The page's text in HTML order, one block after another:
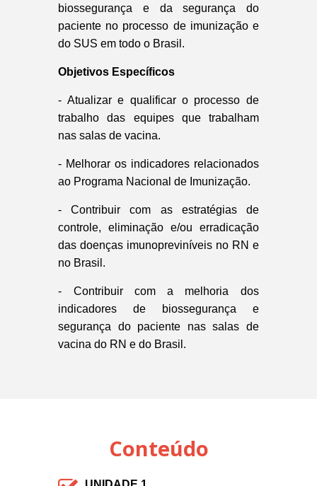
biossegurança e da segurança do
paciente no processo de imunização e
do SUS em todo o Brasil.
Objetivos Específicos
- Atualizar e qualificar o processo de
trabalho das equipes que trabalham
nas salas de vacina.
- Melhorar os indicadores relacionados
ao Programa Nacional de Imunização.
- Contribuir com as estratégias de
controle, eliminação e/ou erradicação
das doenças imunopreviníveis no RN e
no Brasil.
- Contribuir com a melhoria dos
indicadores de biossegurança e
segurança do paciente nas salas de
vacina do RN e do Brasil.
Conteúdo